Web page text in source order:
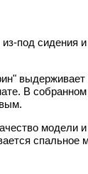
под сидения
В
модели и
спальное